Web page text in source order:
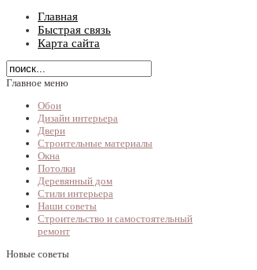
Главная
Быстрая связь
Карта сайта
Главное меню
Обои
Дизайн интерьера
Двери
Строительные материалы
Окна
Потолки
Деревянный дом
Стили интерьера
Наши советы
Строительство и самостоятельный
ремонт
Новые советы